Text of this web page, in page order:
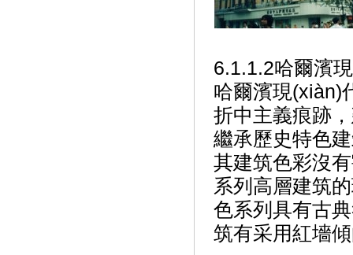
6.1.1.2哈爾濱
哈爾濱現(xiàn)
折中主義痕跡，
繼承歷史特色
其建筑色彩沒
系列高層建筑
色系列具有古
筑有采用紅墻傾向